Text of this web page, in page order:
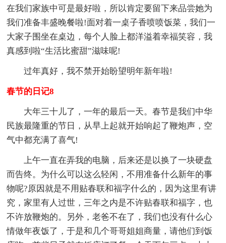
在我们家族中可是最好啦，所以肯定要留下来品尝她为
我们准备丰盛晚餐啦!面对着一桌子香喷喷饭菜，我们一
大家子围坐在桌边，每个人脸上都洋溢着幸福笑容，我
真感到啦“生活比蜜甜”滋味呢!
过年真好，我不禁开始盼望明年新年啦!
春节的日记8
大年三十儿了，一年的最后一天。春节是我们中华
民族最隆重的节日，从早上起就开始响起了鞭炮声，空
气中都充满了喜气!
上午一直在弄我的电脑，后来还是以换了一块硬盘
而告终。为什么可以这么轻闲，不用准备什么新年的事
物呢?原因就是不用贴春联和福字什么的，因为这里有讲
究，家里有人过世，三年之内是不许贴春联和福字，也
不许放鞭炮的。另外，老爸不在了，我们也没有什么心
情做年夜饭了，于是和几个哥哥姐姐商量，请他们到饭